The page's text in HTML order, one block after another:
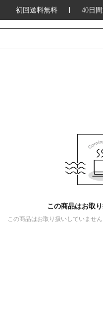
初回送料無料 40日
この商品はお取
この商品はお取り扱いしていませ